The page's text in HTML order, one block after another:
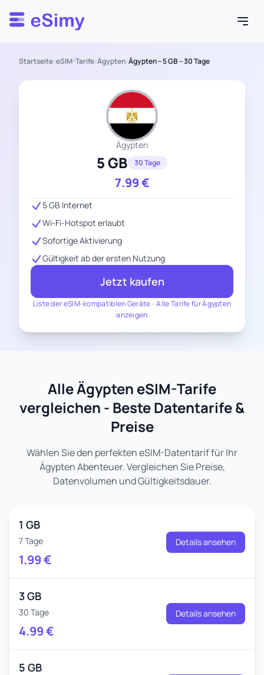
Esimy
Startseite/eSIM-Tarife/Ägypten/Ägypten – 5 GB – 30 Tage
Ägypten
5 GB 30 Tage
7.99€
Liste der eSIM-kompatiblen Geräte -Alle Tarife für Ägypten
anzeigen
5 GB Internet
Wi-Fi-Hotspot erlaubt
Sofortige Aktivierung
Gültigkeit ab der ersten Nutzung
Jetzt kaufen
Alle Ägypten eSIM-Tarife
vergleichen - Beste Datentarife &
Preise
Wählen Sie den perfekten eSIM-Datentarif für Ihr
Ägypten Abenteuer. Vergleichen Sie Preise,
Datenvolumen und Gültigkeitsdauer.
1 GB
7 Tage
1.99€
Details ansehen
3 GB
30 Tage
4.99€
Details ansehen
5 GB